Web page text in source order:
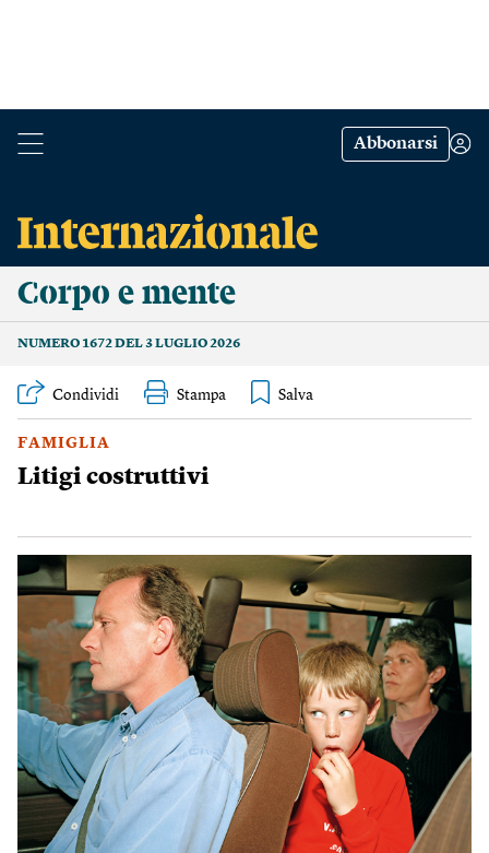
Abbonarsi
Corpo e mente
NUMERO 1672 DEL 3 LUGLIO 2026
Condividi Stampa
FAMIGLIA
Litigi costruttivi